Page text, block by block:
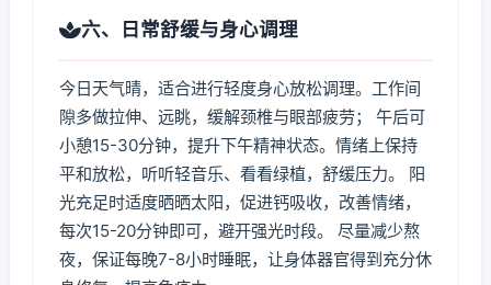
六、日常舒缓与身心调理
今日天气晴，适合进行轻度身心放松调理。工作间
隙多做拉伸、远眺，缓解颈椎与眼部疲劳； 午后可
小憩15-30分钟，提升下午精神状态。情绪上保持
平和放松，听听轻音乐、看看绿植，舒缓压力。 阳
光充足时适度晒晒太阳，促进钙吸收，改善情绪，
每次15-20分钟即可，避开强光时段。 尽量减少熬
夜，保证每晚7-8小时睡眠，让身体器官得到充分休